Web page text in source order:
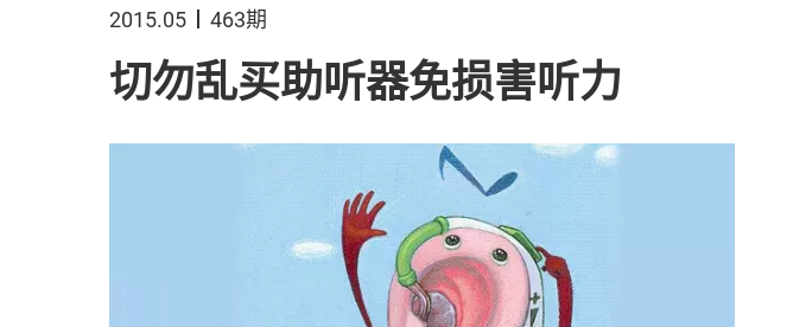
2015.05 463期
切勿乱买助听器免损害听力